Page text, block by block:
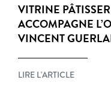
VITRINE
ACCOMPAGNE
VINCENT
LIRE L'ARTICLE